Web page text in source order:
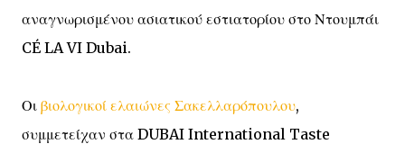
αναγνωρισμένου ασιατικού εστιατορίου στο Ντουμπάι
CÉ LA VI Dubai.
Οι βιολογικοί ελαιώνες Σακελλαρόπουλου,
συμμετείχαν στα DUBAI International Taste